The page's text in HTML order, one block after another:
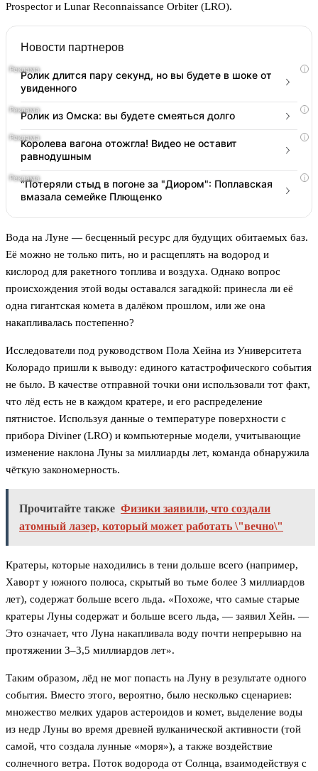
Prospector и Lunar Reconnaissance Orbiter (LRO).
Новости партнеров
i
Ролик длится пару секунд, но вы будете в шоке от
увиденного
i
Ролик из Омска: вы будете смеяться долго
i
Королева вагона отожгла! Видео не оставит
равнодушным
i
"Потеряли стыд в погоне за "Диором": Поплавская
вмазала семейке Плющенко
Вода на Луне — бесценный ресурс для будущих обитаемых баз.
Её можно не только пить, но и расщеплять на водород и
кислород для ракетного топлива и воздуха. Однако вопрос
происхождения этой воды оставался загадкой: принесла ли её
одна гигантская комета в далёком прошлом, или же она
накапливалась постепенно?
Исследователи под руководством Пола Хейна из Университета
Колорадо пришли к выводу: единого катастрофического события
не было. В качестве отправной точки они использовали тот факт,
что лёд есть не в каждом кратере, и его распределение
пятнистое. Используя данные о температуре поверхности с
прибора Diviner (LRO) и компьютерные модели, учитывающие
изменение наклона Луны за миллиарды лет, команда обнаружила
чёткую закономерность.
Прочитайте также Физики заявили, что создали
атомный лазер, который может работать \"вечно\"
Кратеры, которые находились в тени дольше всего (например,
Хаворт у южного полюса, скрытый во тьме более 3 миллиардов
лет), содержат больше всего льда. «Похоже, что самые старые
кратеры Луны содержат и больше всего льда, — заявил Хейн. —
Это означает, что Луна накапливала воду почти непрерывно на
протяжении 3–3,5 миллиардов лет».
Таким образом, лёд не мог попасть на Луну в результате одного
события. Вместо этого, вероятно, было несколько сценариев:
множество мелких ударов астероидов и комет, выделение воды
из недр Луны во время древней вулканической активности (той
самой, что создала лунные «моря»), а также воздействие
солнечного ветра. Поток водорода от Солнца, взаимодействуя с